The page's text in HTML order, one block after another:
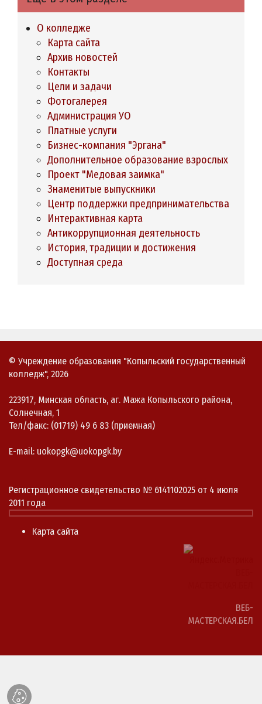
О колледже
Карта сайта
Архив новостей
Контакты
Цели и задачи
Фотогалерея
Администрация УО
Платные услуги
Бизнес-компания "Эргана"
Дополнительное образование взрослых
Проект "Медовая заимка"
Знаменитые выпускники
Центр поддержки предпринимательства
Интерактивная карта
Антикоррупционная деятельность
История, традиции и достижения
Доступная среда
© Учреждение образования "Копыльский государственный
колледж", 2026
223917, Минская область, аг. Мажа Копыльского района,
Солнечная, 1
Тел/факс: (01719) 49 6 83 (приемная)
E-mail: uokopgk@uokopgk.by
Регистрационное свидетельство № 6141102025 от 4 июля
2011 года
Карта сайта
ВЕБ-
МАСТЕРСКАЯ.БЕЛ